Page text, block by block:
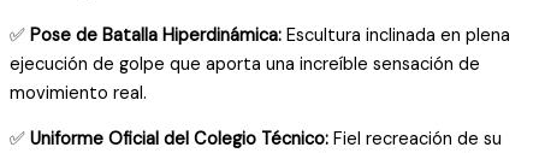
✅ Pose de Batalla Hiperdinámica: Escultura inclinada en plena
ejecución de golpe que aporta una increíble sensación de
movimiento real.
✅ Uniforme Oficial del Colegio Técnico: Fiel recreación de su